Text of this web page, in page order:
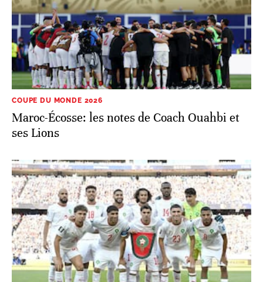
COUPE DU MONDE 2026
Maroc-Écosse: les notes de Coach Ouahbi et
ses Lions